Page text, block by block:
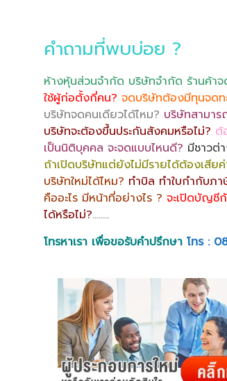
คำถามที่พบบ่อย ?
ห้างหุ้นส่วนจำกัด บริษัทจำกัด ร้านค้าจ
ใช้ผู้ก่อตั้งกี่คน? จดบริษัทต้องมีทุนจดท
บริษัทจดคนเดียวได้ไหม? บริษัทสามาร
บริษัทจะต้องขึ้นประกันสังคมหรือไม่? ต้
เป็นนิติบุคคล จะจดแบบไหนดี? มีชาวต่
ถ้าเปิดบริษัทแต่ยังไม่มีรายได้ต้องเสี
บริษัทใหม่ได้ไหม? ทำบิล ทำใบกำกับภา
คืออะไร มีหน้าที่อย่างไร ? จะเปิดบัญชี
ได้หรือไม่?……..
โทรหาเรา เพื่อขอรับคำปรึกษา โทร :